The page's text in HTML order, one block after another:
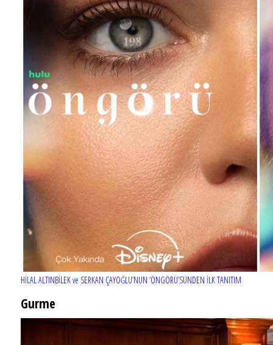
HİLAL ALTINBİLEK ve SERKAN ÇAYOĞLU’NUN ‘ÖNGÖRÜ’SÜNDEN İLK TANITIM
Gurme
EĞLENCE HAYATINA YENİ SOLUK: Gabbro Dream Theatre